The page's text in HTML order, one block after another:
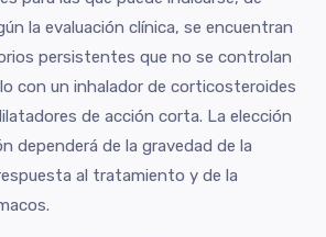
la evaluación clínica, se encuentran
persistentes que no se controlan
con un inhalador de corticosteroides
de acción corta. La elección
dependerá de la gravedad de la
al tratamiento y de la